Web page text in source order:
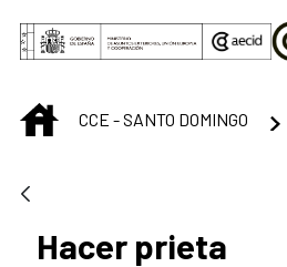
Saut au contenu principal
INICIOCCE - SANTO DOMINGO
Hacer prieta